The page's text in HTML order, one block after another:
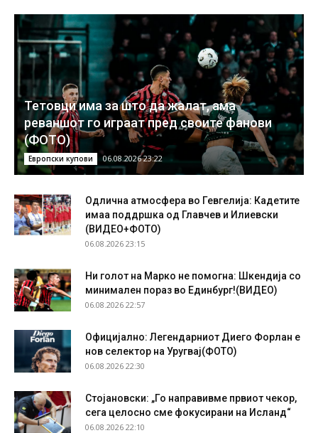
Тетовци има за што да жалат, ама
реваншот го играат пред своите фанови
(ФОТО)
Европски купови 06.08.2026 23:22
Одлична атмосфера во Гевгелија: Кадетите
имаа поддршка од Главчев и Илиевски
(ВИДЕО+ФОТО)
06.08.2026 23:15
Ни голот на Марко не помогна: Шкендија со
минимален пораз во Единбург!(ВИДЕО)
06.08.2026 22:57
Официјално: Легендарниот Диего Форлан е
нов селектор на Уругвај(ФОТО)
06.08.2026 22:30
Стојановски: „Го направивме првиот чекор,
сега целосно сме фокусирани на Исланд“
06.08.2026 22:10